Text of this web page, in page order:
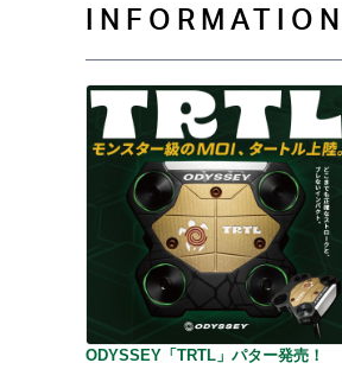
INFORMATION
ODYSSEY「TRTL」パター発売！